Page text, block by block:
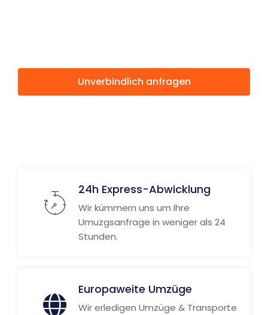
Unverbindlich anfragen
24h Express-Abwicklung
Wir kümmern uns um Ihre
Umuzgsanfrage in weniger als 24
Stunden.
Europaweite Umzüge
Wir erledigen Umzüge & Transporte